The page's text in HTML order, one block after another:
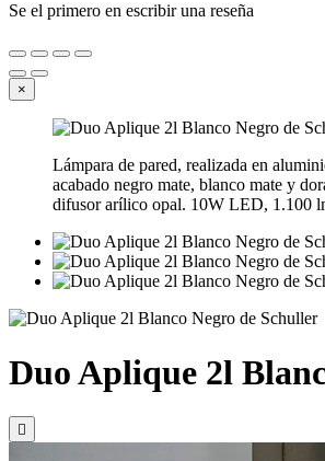
Se el primero en escribir una reseña
×
Lámpara de pared, realizada en
acabado negro mate, blanco mate y
difusor arílico opal. 10W LED, 1.100
Duo Aplique 2l
